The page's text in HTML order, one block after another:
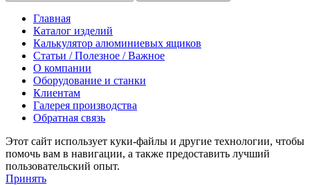
Главная
Каталог изделий
Калькулятор алюминиевых ящиков
Статьи / Полезное / Важное
О компании
Оборудование и станки
Клиентам
Галерея производства
Обратная связь
Этот сайт использует куки-файлы и другие технологии, чтобы
помочь вам в навигации, а также предоставить лучший
пользовательский опыт.
Принять